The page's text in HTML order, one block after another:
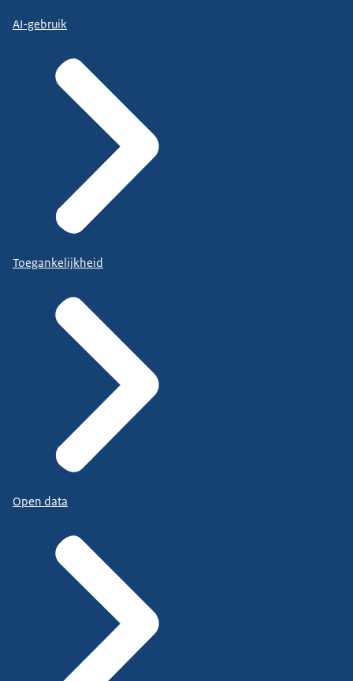
AI-gebruik
Toegankelijkheid
Open data